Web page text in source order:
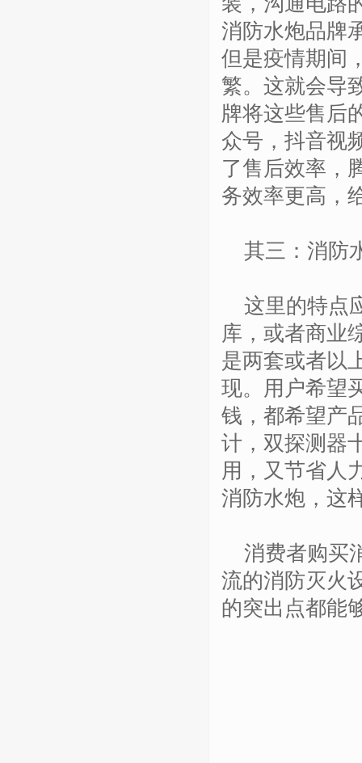
消防水炮品牌
但是疫情期间
繁。这就会导
牌将这些售后
众号，抖音视
了售后效率，
务效率更高，
其三：消防
这里的特点
库，或者商业
是两套或者以
现。用户希望
钱，都希望产
计，双探测器
用，又节省人
消防水炮，这
消费者购买
流的消防灭火
的突出点都能